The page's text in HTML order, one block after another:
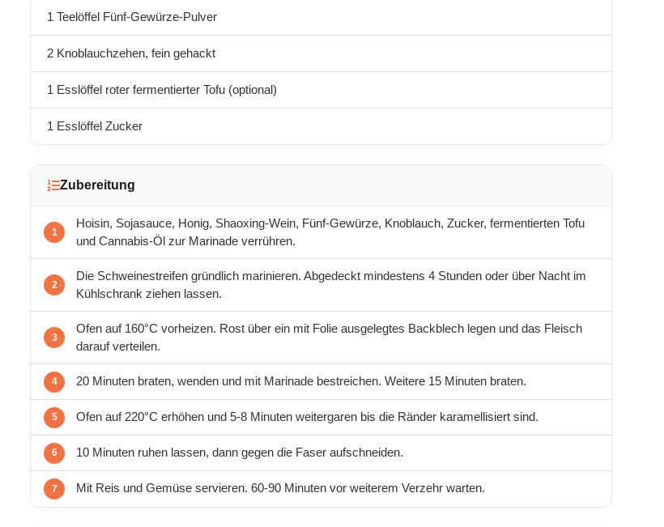
1 Teelöffel Fünf-Gewürze-Pulver
2 Knoblauchzehen, fein gehackt
1 Esslöffel roter fermentierter Tofu (optional)
1 Esslöffel Zucker
Zubereitung
Hoisin, Sojasauce, Honig, Shaoxing-Wein, Fünf-Gewürze, Knoblauch, Zucker, fermentierten Tofu
und Cannabis-Öl zur Marinade verrühren.
Die Schweinestreifen gründlich marinieren. Abgedeckt mindestens 4 Stunden oder über Nacht im
Kühlschrank ziehen lassen.
Ofen auf 160°C vorheizen. Rost über ein mit Folie ausgelegtes Backblech legen und das Fleisch
darauf verteilen.
20 Minuten braten, wenden und mit Marinade bestreichen. Weitere 15 Minuten braten.
Ofen auf 220°C erhöhen und 5-8 Minuten weitergaren bis die Ränder karamellisiert sind.
10 Minuten ruhen lassen, dann gegen die Faser aufschneiden.
Mit Reis und Gemüse servieren. 60-90 Minuten vor weiterem Verzehr warten.